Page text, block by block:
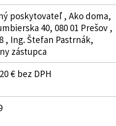
poskytovateľ , Ako doma,
40, 080 01 Prešov ,
, Ing. Štefan Pastrnák,
zástupca
€ bez DPH